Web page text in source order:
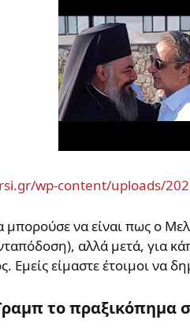
να είναι πως ο
αλλά μετά, για
Εμείς είμαστε έτοιμοι να
το πραξικόπημα